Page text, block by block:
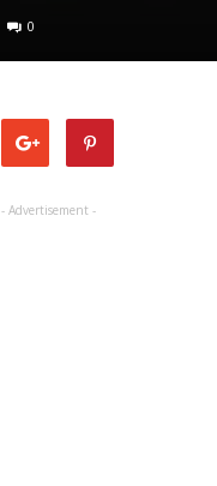
0
- Advertisement -